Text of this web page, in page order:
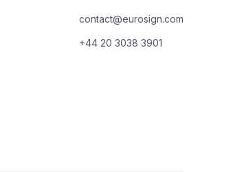
contact@eurosign.com
+44 20 3038 3901